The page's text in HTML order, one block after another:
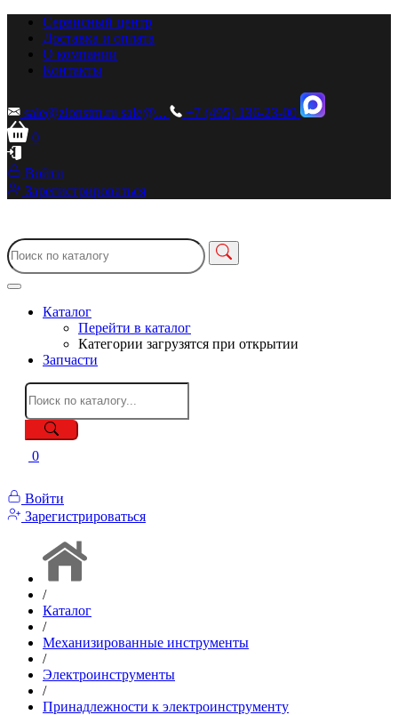
Сервисный центр
Доставка и оплата
О компании
Контакты
sale@zionstm.ru sale@...
+7 (495) 136-23-00
0
Войти
Зарегистрироваться
Каталог
Перейти в каталог
Категории загрузятся при открытии
Запчасти
0
Войти
Зарегистрироваться
/
Каталог
/
Механизированные инструменты
/
Электроинструменты
/
Принадлежности к электроинструменту